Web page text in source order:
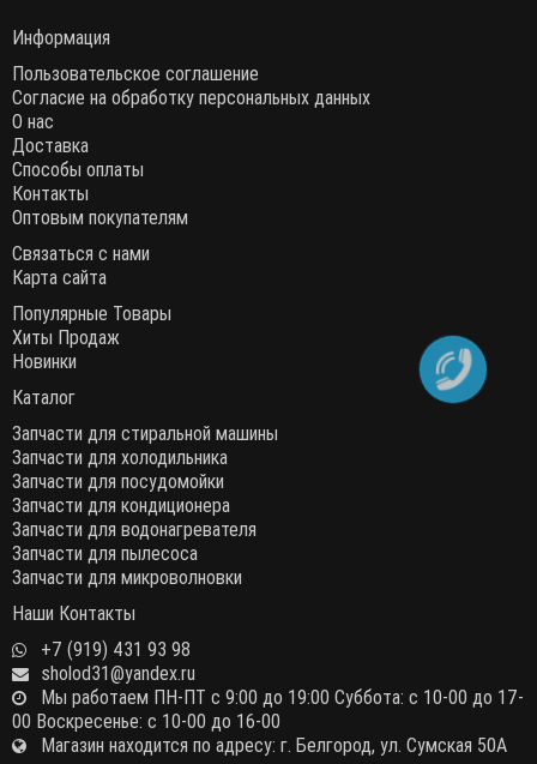
Информация
Пользовательское соглашение
Согласие на обработку персональных данных
О нас
Доставка
Способы оплаты
Контакты
Оптовым покупателям
Связаться с нами
Карта сайта
Популярные Товары
Хиты Продаж
Новинки
Каталог
Запчасти для стиральной машины
Запчасти для холодильника
Запчасти для посудомойки
Запчасти для кондиционера
Запчасти для водонагревателя
Запчасти для пылесоса
Запчасти для микроволновки
Наши Контакты
+7 (919) 431 93 98
sholod31@yandex.ru
Мы работаем ПН-ПТ с 9:00 до 19:00 Суббота: с 10-00 до 17-
00 Воскресенье: с 10-00 до 16-00
Магазин находится по адресу: г. Белгород, ул. Сумская 50А